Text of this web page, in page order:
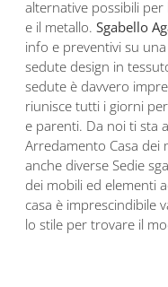
alternative possibili
e il metallo. Sgabello
info e preventivi su
sedute design in
sedute è davvero
riunisce tutti i giorni
e parenti. Da noi ti sta
Arredamento Casa dei
anche diverse Sedie
dei mobili ed elementi
casa è imprescindibile
lo stile per trovare il